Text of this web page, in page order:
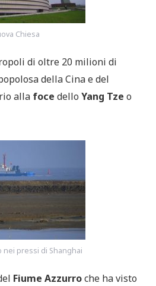
Chiesa
di oltre 20 milioni di
della Cina e del
alla foce dello Yang Tze o
nei pressi di Shanghai
Fiume Azzurroche ha visto